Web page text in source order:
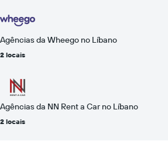
Agências da Wheego no Líbano
2 locais
Agências da NN Rent a Car no Líbano
2 locais